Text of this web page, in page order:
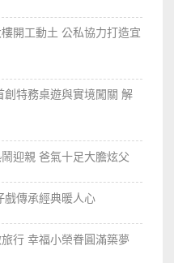
開工動土 公私協力打造宜
創特務桌遊與實境闖關 解
迎親 爸氣十足大膽炫父
戲傳承經典暖人心
行 幸福小榮眷圓滿築夢